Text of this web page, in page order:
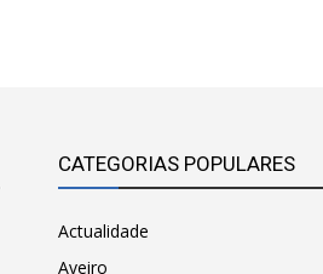
CATEGORIAS POPULARES
Actualidade
Aveiro